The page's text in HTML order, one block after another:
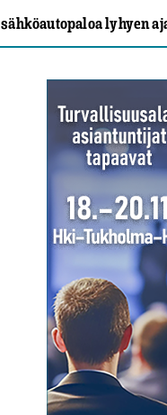
lyhyen